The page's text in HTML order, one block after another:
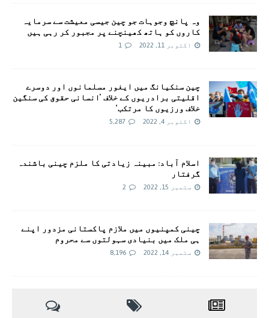
وہ پانچ وجوہات جو چین جیسی معیشت سے سرمایہ
کاروں کو ہاتھ کھینچنے پر مجبور کر رہی ہیں
اکتوبر 11, 2022 1
چین سنکیانگ میں ایغور مسلمانوں اور دوسرے
اقلیتی برادريوں کے خلاف ’انسانی حقوق کی سنگین
خلاف ورزیوں کا مرتکب‘
اکتوبر 4, 2022 5,287
اسلام آباد: مبینہ زیادتی کا ملزم چینی باشندہ
گرفتار
ستمبر 15, 2022 2
چينی کمپنيوں ميں ملازم پاکستانی مزدور اپنے
ہی ملک ميں بنيادی سہولتوں سے محروم
ستمبر 14, 2022 8,196